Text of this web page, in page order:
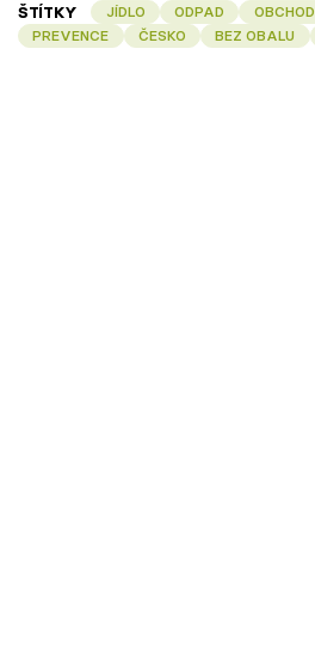
ŠTÍTKY JÍDLO ODPAD OBCHOD
PREVENCE
ČESKO BEZ OBALU